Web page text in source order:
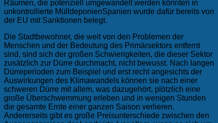
Räumen, die potenziell umgewandelt werden könnten in
unkontrollierte MülldeponienSpanien wurde dafür bereits von
der EU mit Sanktionen belegt.
Die Stadtbewohner, die weit von den Problemen der
Menschen und der Bedeutung des Primärsektors entfernt
sind, sind sich der großen Schwierigkeiten, die dieser Sektor
zusätzlich zur Dürre durchmacht, nicht bewusst. Nach langen
Dürreperioden zum Beispiel und erst recht angesichts der
Auswirkungen des Klimawandels können sie nach einer
schweren Dürre mit allem, was dazugehört, plötzlich eine
große Überschwemmung erleben und in wenigen Stunden
die gesamte Ernte einer ganzen Saison verlieren.
Andererseits gibt es große Preisunterschiede zwischen den